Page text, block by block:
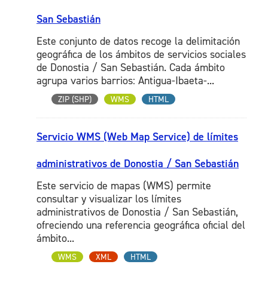
San Sebastián
Este conjunto de datos recoge la delimitación
geográfica de los ámbitos de servicios sociales
de Donostia / San Sebastián. Cada ámbito
agrupa varios barrios: Antigua-Ibaeta-...
ZIP (SHP) WMS HTML
Servicio WMS (Web Map Service) de límites
administrativos de Donostia / San Sebastián
Este servicio de mapas (WMS) permite
consultar y visualizar los límites
administrativos de Donostia / San Sebastián,
ofreciendo una referencia geográfica oficial del
ámbito...
WMS XML HTML